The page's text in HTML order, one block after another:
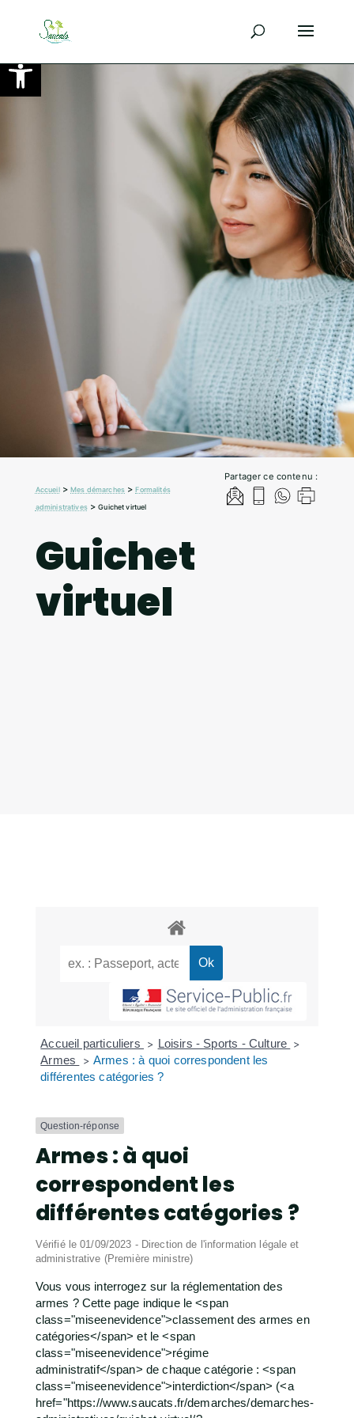
Ouvrir la barre d’outils
Partager ce contenu :
Accueil>Mes démarches >Formalités
administratives>Guichet virtuel
Guichet
virtuel
Accueil particuliers > Loisirs - Sports - Culture >
Armes > Armes : à quoi correspondent les
différentes catégories ?
Question-réponse
Armes : à quoi
correspondent les
différentes catégories ?
Vérifié le 01/09/2023 - Direction de l'information légale et
administrative (Première ministre)
Vous vous interrogez sur la réglementation des
armes ? Cette page indique le <span
class="miseenevidence">classement des armes en
catégories</span> et le <span
class="miseenevidence">régime
administratif</span> de chaque catégorie : <span
class="miseenevidence">interdiction</span> (<a
href="https://www.saucats.fr/demarches/demarches-